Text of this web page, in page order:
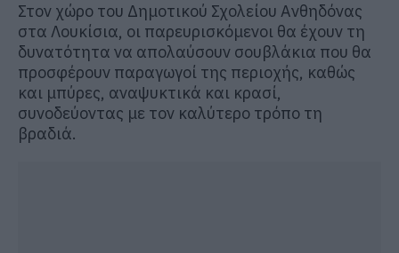
Στον χώρο του Δημοτικού Σχολείου Ανθηδόνας
στα Λουκίσια, οι παρευρισκόμενοι θα έχουν τη
δυνατότητα να απολαύσουν σουβλάκια που θα
προσφέρουν παραγωγοί της περιοχής, καθώς
και μπύρες, αναψυκτικά και κρασί,
συνοδεύοντας με τον καλύτερο τρόπο τη
βραδιά.